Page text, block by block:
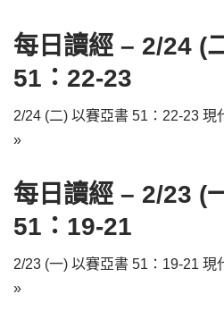
每日讀經 – 2/24 (
51：22-23
2/24 (二) 以賽亞書 51：22-23
»
每日讀經 – 2/23 (
51：19-21
2/23 (一) 以賽亞書 51：19-21
»